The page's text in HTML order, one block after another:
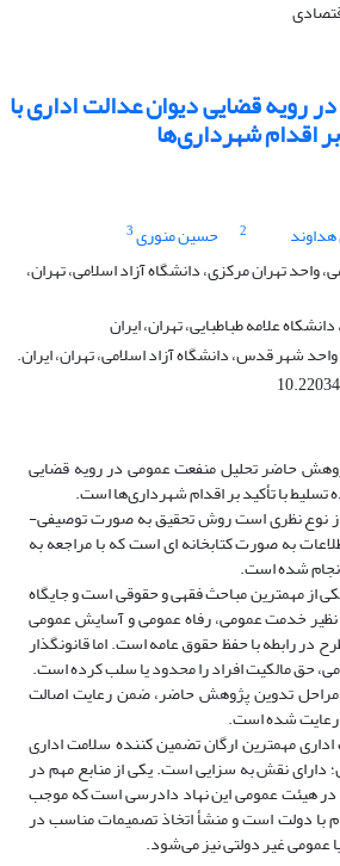
رویه قضایی دیوان عدالت اداری با
اقدام شهرداری‌ها
2 حسین منوری3
تهران مرکزی، دانشگاه آزاد اسلامی، تهران،
علامه طباطبایی، تهران، ایران
شهر قدس، دانشگاه آزاد اسلامی، تهران، ایران.
حاضر تحلیل منفعت عمومی در رویه قضایی
تسلیط ‌با تأکید بر اقدام شهرداری‌ها است.
نوع نظری است ‌روش تحقیق به ­صورت توصیفی-
به ­صورت کتاب­خانه‏ ای است که با مراجعه به
انجام شده است.
از مهم­ترین مباحث فقهی و حقوقی است و جایگاه
خدمت عمومی، رفاه عمومی و آسایش عمومی
در رابطه با حفظ حقوق عامه است. اما قانون­گذار
حق مالکیت افراد را محدود یا سلب کرده است.
تدوین پژوهش حاضر، ضمن رعایت اصالت
رعایت شده است.
مهم­ترین ارگان تضمین­ کننده سلامت اداری
دارای نقش به ­سزایی است. یکی از منابع مهم در
در هیئت عمومی این نهاد دادرسی است که موجب
با دولت است و منشأ اتخاذ تصمیمات مناسب در
غیر دولتی نیز می‌شود.